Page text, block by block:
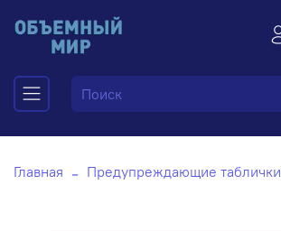
Главная Предупреждающие таблички